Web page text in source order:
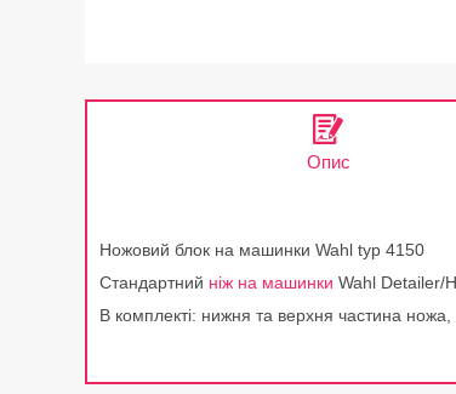
Опис
Ножовий блок на машинки Wahl typ 4150
Стандартний ніж на машинки Wahl Detailer/
В комплекті: нижня та верхня частина